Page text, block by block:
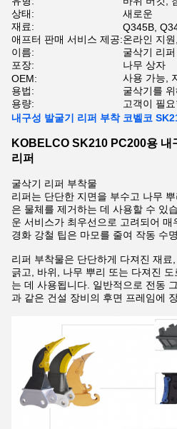
상태:
새로운
재료:
Q345B,
애프터 판매 서비스 제공:온라인 지
이름:
굴삭기 리퍼
포장:
나무 상자
OEM:
사용 가능,
용법:
굴삭기를 위
용량:
고객이 필
내구성 발굴기 리퍼 부착 코벨코
KOBELCO SK210 PC200용 내
리퍼
굴삭기 리퍼 부착물
리퍼는 단단한 지면을 부수고 나무
은 물체를 제거하는 데 사용할 수 있
운 서비스가 최우선으로 고려되어 매
경화 강철 팁은 마모를 줄여 작동 수
리퍼 부착물은 단단하게 다져진 재
긁고, 바위, 나무 뿌리 또는 다져진
는 데 사용됩니다. 일반적으로 전동
과 같은 건설 장비의 후면 프레임에